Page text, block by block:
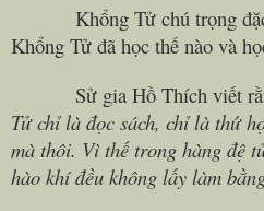
Khổng Tử chú trọng đặc
Khổng Tử đã học thế nào và
Sử gia Hồ Thích viết
Tử chỉ là đọc sách, chỉ là thứ
mà thôi. Vì thế trong hàng đệ
hào khí đều không lấy làm